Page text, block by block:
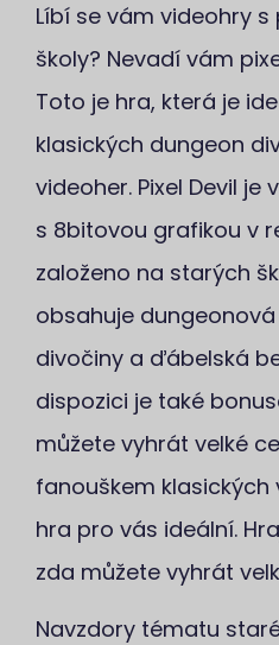
Líbí se vám videohry
školy? Nevadí vám
Toto je hra, která je
klasických dungeon
videoher. Pixel Devil
s 8bitovou grafikou v
založeno na starých
obsahuje
divočiny a ďábelská
dispozici je také
můžete vyhrát velké
fanouškem
hra pro vás ideální.
zda můžete vyhrát
Navzdory tématu